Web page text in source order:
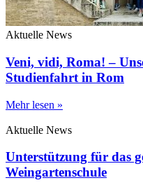
Aktuelle News
Veni, vidi, Roma! –
Studienfahrt in Rom
Mehr lesen »
Aktuelle News
Unterstützung für das
Weingartenschule